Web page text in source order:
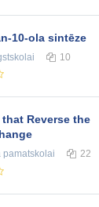
10-ola sintēze
10
Reverse the
pamatskolai 22